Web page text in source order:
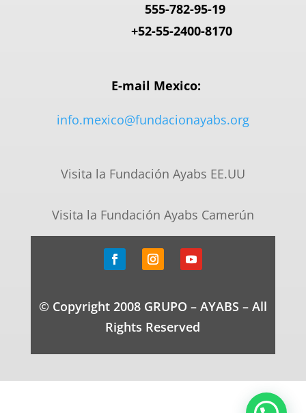
555-782-95-19
+52-55-2400-8170
E-mail Mexico:
info.mexico@fundacionayabs.org
Visita la Fundación Ayabs EE.UU
Visita la Fundación Ayabs Camerún
© Copyright 2008 GRUPO – AYABS – All
Rights Reserved